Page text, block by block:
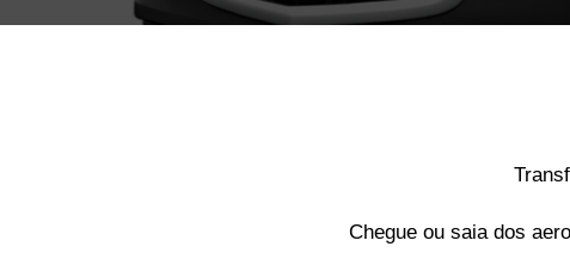
Chegue ou saia dos